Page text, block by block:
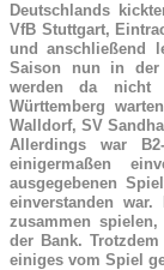
Deutschlands
VfB Stuttgart,
und anschließend
Saison nun in der
werden da nicht
Württemberg
Walldorf, SV
Allerdings war
einigermaßen
ausgegebenen
einverstanden
zusammen
der Bank.
einiges vom Spiel